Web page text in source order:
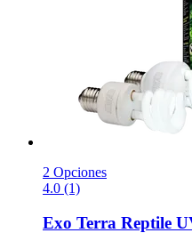
2 Opciones
4.0 (1)
Exo Terra Reptile